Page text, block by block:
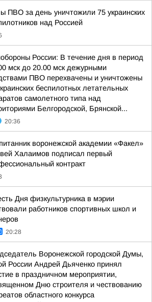
ПВО за день уничтожили 75 украинских
над Россией
России: В течение дня в период
мск до 20.00 мск дежурными
ПВО перехвачены и уничтожены
беспилотных летательных
самолетного типа над
Белгородской, Брянской...
20:36
воронежской академии «Факел»
Халаимов подписал первый
контракт
Дня физкультурника в мэрии
работников спортивных школ и
20:28
Воронежской городской Думы,
России Андрей Дьяченко принял
в праздничном мероприятии,
Дню строителя и чествованию
областного конкурса